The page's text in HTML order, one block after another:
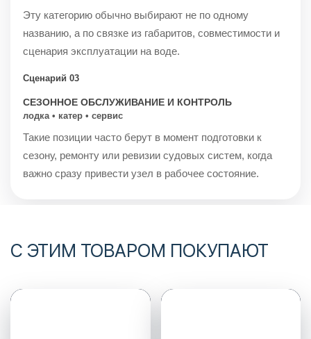
Эту категорию обычно выбирают не по одному
названию, а по связке из габаритов, совместимости и
сценария эксплуатации на воде.
Сценарий 03
СЕЗОННОЕ ОБСЛУЖИВАНИЕ И КОНТРОЛЬ
лодка • катер • сервис
Такие позиции часто берут в момент подготовки к
сезону, ремонту или ревизии судовых систем, когда
важно сразу привести узел в рабочее состояние.
С ЭТИМ ТОВАРОМ ПОКУПАЮТ